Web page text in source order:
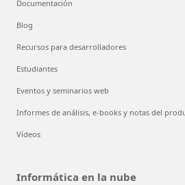
Documentación
Blog
Recursos para desarrolladores
Estudiantes
Eventos y seminarios web
Informes de análisis, e-books y notas del
Vídeos
Informática en la nube